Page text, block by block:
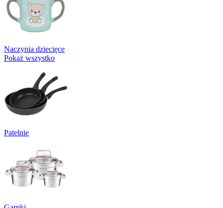
Naczynia dziecięce
Pokaż wszystko
Patelnie